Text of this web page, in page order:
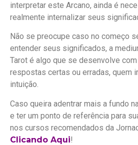
interpretar este Arcano, ainda é
realmente internalizar seus
Não se preocupe caso no começo
entender seus significados, a
Tarot é algo que se desenvolve
respostas certas ou erradas, quem
intuição.
Caso queira adentrar mais a fundo
e ter um ponto de referência para
nos cursos recomendados da
Clicando Aqui!